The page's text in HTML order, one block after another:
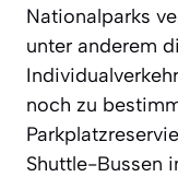
Nationalparks
unter anderem
noch zu
Shuttle-Bussen